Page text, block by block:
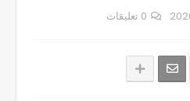
0 تعليقات